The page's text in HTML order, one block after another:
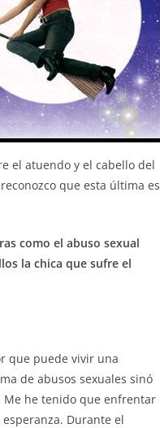
el atuendo y el cabello del
que esta última es
como el abuso sexual
la chica que sufre el
que puede vivir una
de abusos sexuales sinó
Me he tenido que enfrentar
Durante el